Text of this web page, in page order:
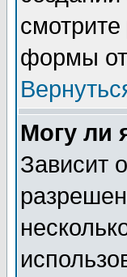
формы
Могу ли
Зависит